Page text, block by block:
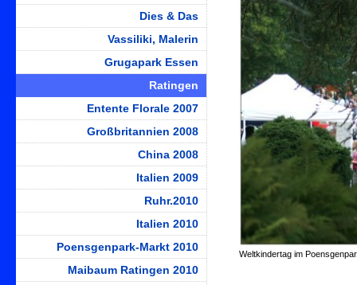
Weltkindertag im
Dies & Das
Vassiliki, Malerin
Grugapark Essen
Ratingen
Entente Florale 2007
Großbritannien 2008
China 2008
Italien 2009
Ruhr.2010
Italien 2010
Poensgenpark-Markt 2010
Maibaum Ratingen 2010